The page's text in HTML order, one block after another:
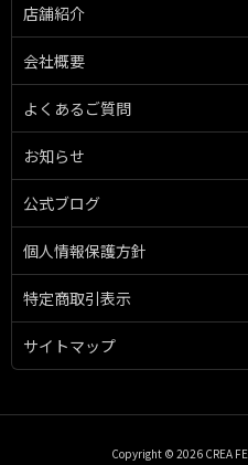
店舗紹介
会社概要
よくあるご質問
お知らせ
公式ブログ
個人情報保護方針
特定商取引表示
サイトマップ
Copyright © 2026 CREA